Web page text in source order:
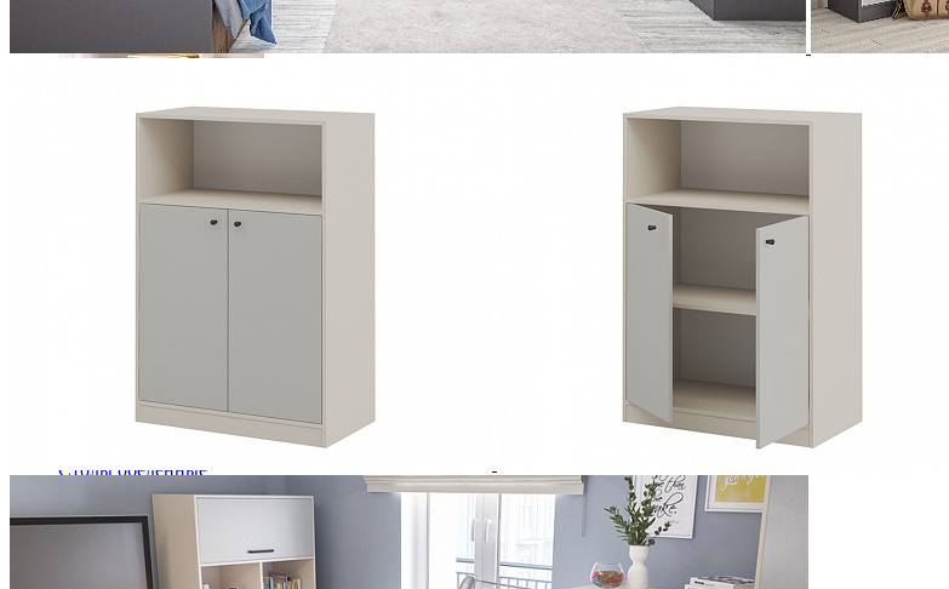
Комод Лебо с 3 ящиками
Лавки и скамьи
Полки и ящики
Столы кофейные и чайные
Столы обеденные
Столы квадратные из массива
Столы круглые из массива
Столы овальные из массива
Столы прямоугольные из массива